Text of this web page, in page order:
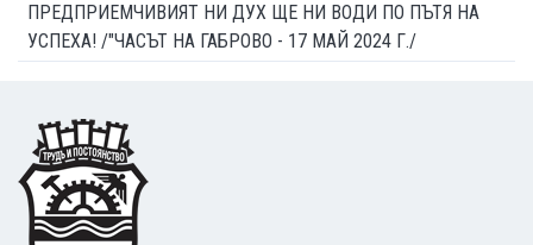
ПРЕДПРИЕМЧИВИЯТ НИ ДУХ ЩЕ НИ ВОДИ ПО ПЪТЯ НА
УСПЕХА! /"ЧАСЪТ НА ГАБРОВО - 17 МАЙ 2024 Г./
Footer